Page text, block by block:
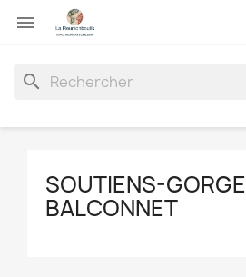

search
SOUTIENS-GORGE
BALCONNET